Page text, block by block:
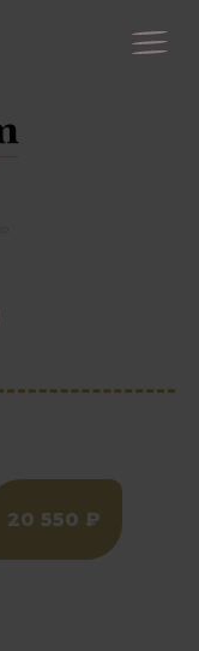
20 550 ₽